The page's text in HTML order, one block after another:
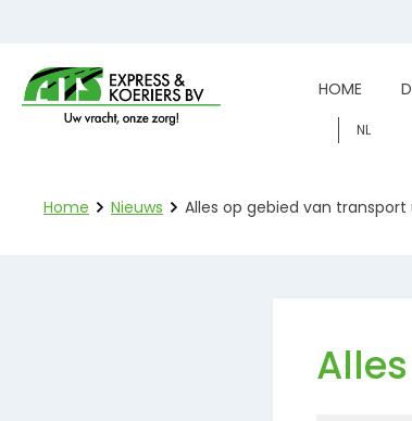
HOME
NL
Home Nieuws Alles op gebied van